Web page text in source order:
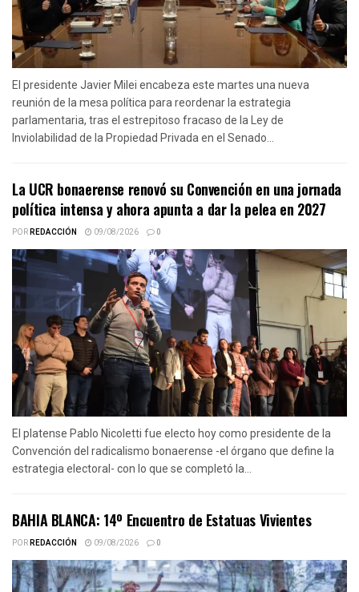
El presidente Javier Milei encabeza este martes una nueva
reunión de la mesa política para reordenar la estrategia
parlamentaria, tras el estrepitoso fracaso de la Ley de
Inviolabilidad de la Propiedad Privada en el Senado...
La UCR bonaerense renovó su Convención en una jornada
política intensa y ahora apunta a dar la pelea en 2027
PORREDACCIÓN 09/08/2026 0
El platense Pablo Nicoletti fue electo hoy como presidente de la
Convención del radicalismo bonaerense -el órgano que define la
estrategia electoral- con lo que se completó la...
BAHIA BLANCA: 14º Encuentro de Estatuas Vivientes
PORREDACCIÓN 09/08/2026 0